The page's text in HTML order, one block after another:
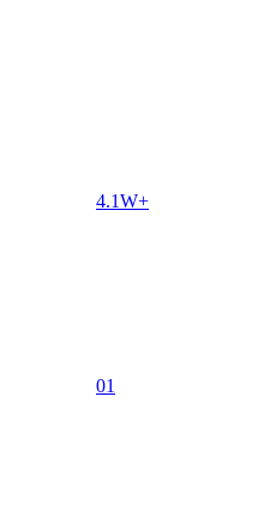
4.1W+
01